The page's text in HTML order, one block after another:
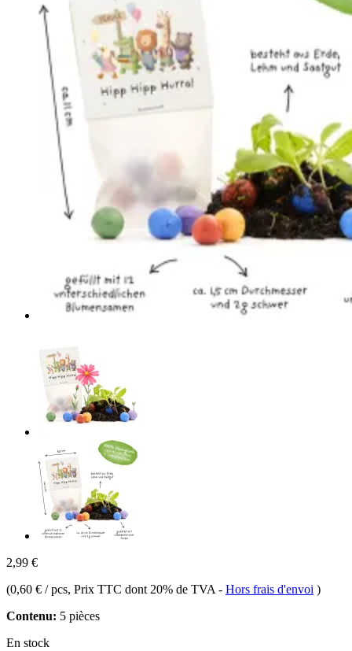
2,99 €
(0,60 € / pcs, Prix TTC dont 20% de TVA - Hors frais d'envoi )
Contenu: 5 pièces
En stock